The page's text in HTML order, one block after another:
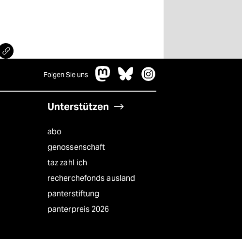
Folgen Sie uns
Unterstützen
abo
genossenschaft
taz zahl ich
recherchefonds ausland
panterstiftung
panterpreis 2026